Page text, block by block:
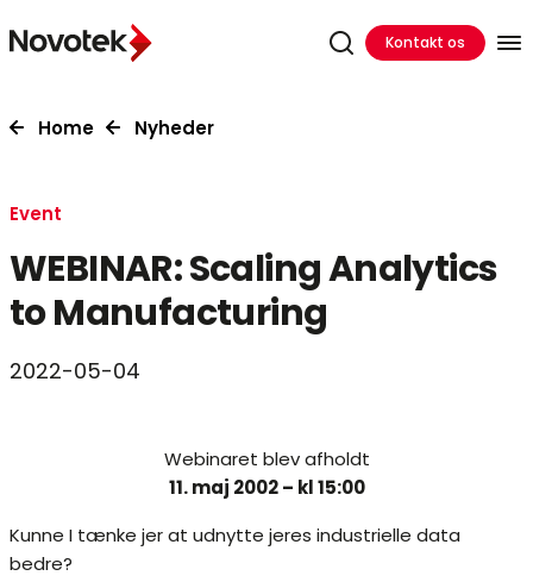
Kontakt os
Home Nyheder
Event
WEBINAR: Scaling Analytics
to Manufacturing
2022-05-04
Webinaret blev afholdt
11. maj 2002 – kl 15:00
Kunne I tænke jer at udnytte jeres industrielle data
bedre?